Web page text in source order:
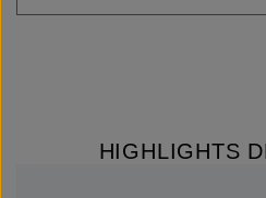
HIGHLIGHTS